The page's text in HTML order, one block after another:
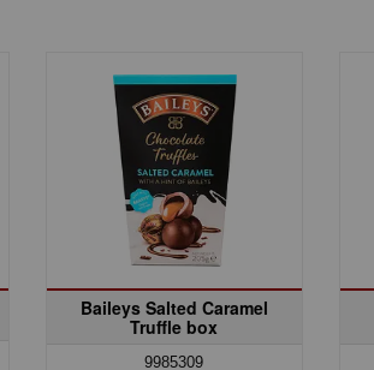
Baileys Salted Caramel
Truffle box
9985309